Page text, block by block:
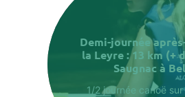
Demi-journée
la Leyre : 13 km (+
Saugnac à
1/2 journée canoë